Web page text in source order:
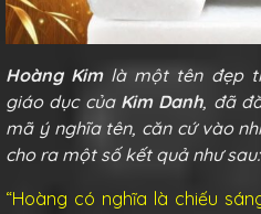
Hoàng Kim là một tên đẹp
giáo dục của Kim Danh, đã
mã ý nghĩa tên, căn cứ vào
cho ra một số kết quả như sau:
“Hoàng có nghĩa là chiếu